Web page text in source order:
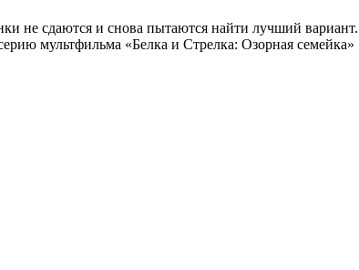
не сдаются и снова пытаются найти лучший
мультфильма «Белка и Стрелка: Озорная семейка»